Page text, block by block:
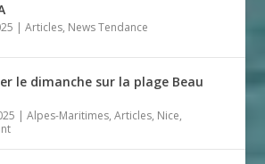
|Articles, News Tendance
le dimanche sur la plage Beau
|Alpes-Maritimes,Articles, Nice,